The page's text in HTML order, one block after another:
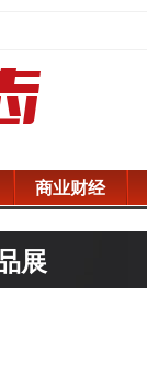
商业财经
展